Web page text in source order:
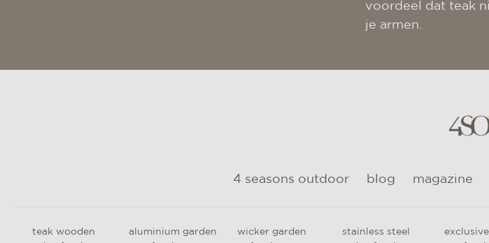
voordeel dat teak
je armen.
4 seasons outdoor blog magazine
teak wooden
aluminium garden
wicker garden
stainless steel